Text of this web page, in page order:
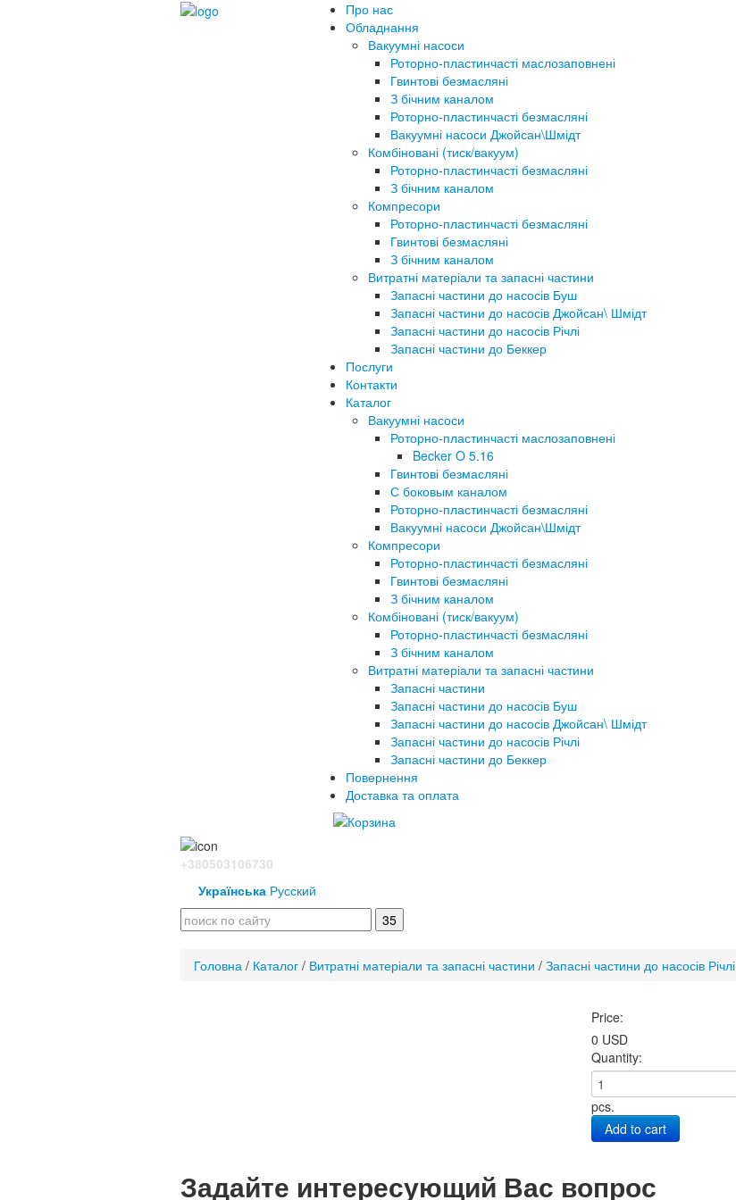
Про нас
Обладнання
Вакуумні насоси
Роторно-пластинчасті маслозаповнені
Гвинтові безмасляні
З бічним каналом
Роторно-пластинчасті безмасляні
Вакуумні насоси Джойсан\Шмідт
Комбіновані (тиск/вакуум)
Роторно-пластинчасті безмасляні
З бічним каналом
Компресори
Роторно-пластинчасті безмасляні
Гвинтові безмасляні
З бічним каналом
Витратні матеріали та запасні частини
Запасні частини до насосів Буш
Запасні частини до насосів Джойсан\ Шмідт
Запасні частини до насосів Річлі
Запасні частини до Беккер
Послуги
Контакти
Каталог
Вакуумні насоси
Роторно-пластинчасті маслозаповнені
Becker O 5.16
Гвинтові безмасляні
С боковым каналом
Роторно-пластинчасті безмасляні
Вакуумні насоси Джойсан\Шмідт
Компресори
Роторно-пластинчасті безмасляні
Гвинтові безмасляні
З бічним каналом
Комбіновані (тиск/вакуум)
Роторно-пластинчасті безмасляні
З бічним каналом
Витратні матеріали та запасні частини
Запасні частини
Запасні частини до насосів Буш
Запасні частини до насосів Джойсан\ Шмідт
Запасні частини до насосів Річлі
Запасні частини до Беккер
Повернення
Доставка та оплата
+380503106730
Українська Русский
Головна / Каталог / Витратні матеріали та запасні частини / Запасні частини до насосів Річлі
Price:
0 USD
Quantity:
pcs.
Add to cart
Задайте интересующий Вас вопрос